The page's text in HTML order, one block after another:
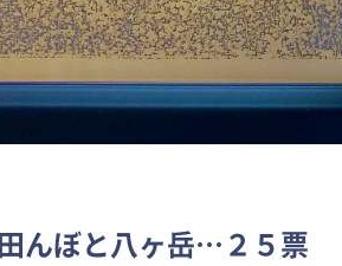
ぼと八ヶ岳…２５票